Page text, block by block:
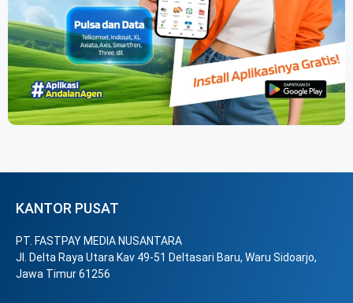
KANTOR PUSAT
PT. FASTPAY MEDIA NUSANTARA
Jl. Delta Raya Utara Kav 49-51 Deltasari Baru, Waru Sidoarjo,
Jawa Timur 61256